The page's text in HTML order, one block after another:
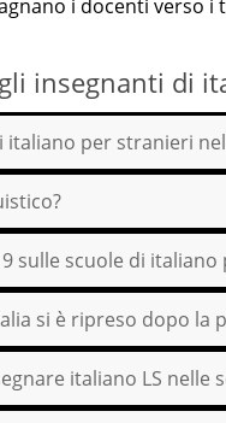
i docenti verso
insegnanti di
italiano per stranieri
sulle scuole di
si è ripreso dopo la
italiano LS nelle